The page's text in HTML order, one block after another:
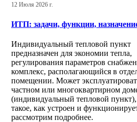
12 Июля 2026 г.
ИТП: задачи, функции,
Индивидуальный тепловой пункт
предназначен для экономии тепла,
регулирования параметров
комплекс, располагающийся в
помещении. Может
частном или многоквартирном
(индивидуальный тепловой пункт),
такое, как устроен и
рассмотрим подробнее.